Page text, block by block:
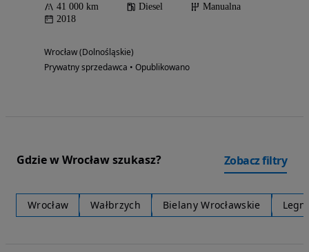
41 000 km Diesel
Manualna
2018
Wrocław (Dolnośląskie)
Prywatny sprzedawca • Opublikowano
Gdzie w Wrocław szukasz? Zobacz filtry
Wrocław Wałbrzych Bielany Wrocławskie